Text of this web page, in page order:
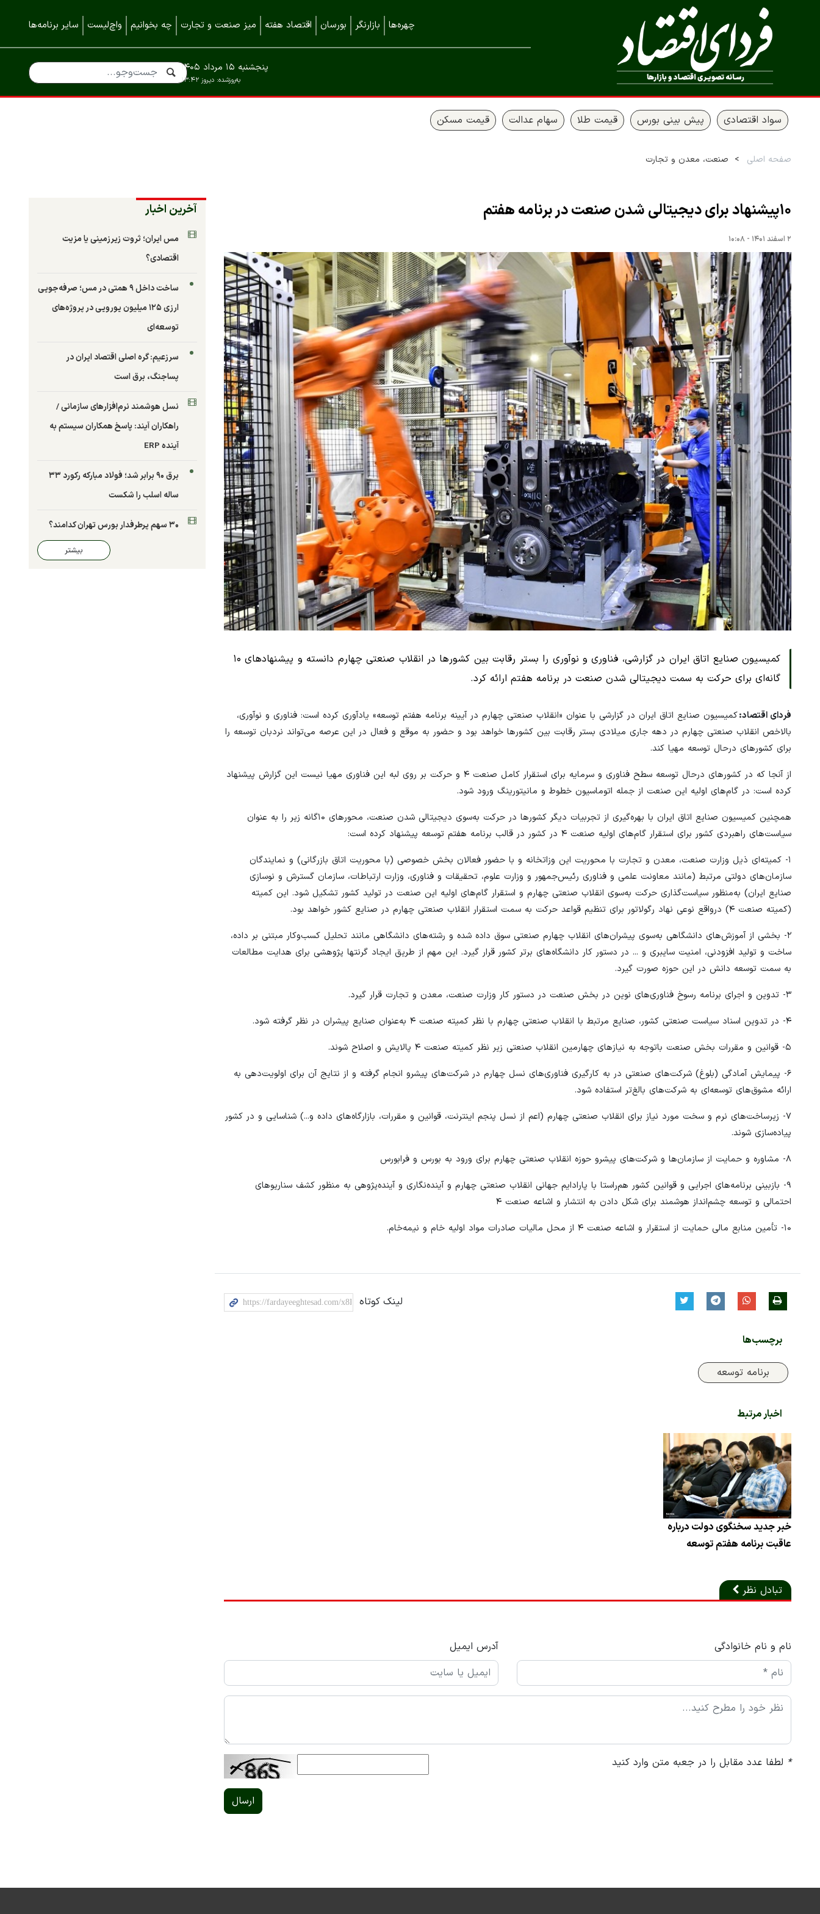
چهره‌ها بازارنگر بورسان اقتصاد هفته میز صنعت و تجارت چه بخوانیم واچ‌لیست سایر برنامه‌ها
به‌روزشده: دیروز ۱۳:۴۲
پنجشنبه ۱۵ مرداد ۱۴۰۵
سواد اقتصادی پیش بینی بورس قیمت طلا سهام عدالت قیمت مسکن
صفحه اصلی صنعت، معدن و تجارت
۱۰پیشنهاد برای دیجیتالی شدن صنعت در برنامه هفتم
۲ اسفند ۱۴۰۱ - ۱۰:۰۸
کمیسیون صنایع اتاق ایران در گزارشی، فناوری و نوآوری را بستر رقابت بین کشورها در انقلاب صنعتی چهارم دانسته و پیشنهادهای ۱۰
گانه‌ای برای حرکت به سمت دیجیتالی شدن صنعت در برنامه هفتم ارائه کرد.
فردای اقتصاد:کمیسیون صنایع اتاق ایران در گزارشی با عنوان «انقلاب صنعتی چهارم در آیینه برنامه هفتم توسعه» یادآوری کرده است: فناوری و نوآوری،
بالاخص انقلاب صنعتی چهارم در دهه جاری میلادی بستر رقابت بین کشورها خواهد بود و حضور به موقع و فعال در این عرصه می‌تواند نردبان توسعه را
برای کشورهای درحال توسعه مهیا کند.
از آنجا که در کشورهای درحال توسعه سطح فناوری و سرمایه برای استقرار کامل صنعت ۴ و حرکت بر روی لبه این فناوری مهیا نیست این گزارش پیشنهاد
کرده است: در گام‌های اولیه این صنعت از جمله اتوماسیون خطوط و مانیتورینگ ورود شود.
همچنین کمیسیون صنایع اتاق ایران با بهره‌گیری از تجربیات دیگر کشورها در حرکت به‌سوی دیجیتالی شدن صنعت، محورهای ۱۰گانه زیر را به عنوان
سیاست‌های راهبردی کشور برای استقرار گام‌های اولیه صنعت ۴ در کشور در قالب برنامه هفتم توسعه پیشنهاد کرده است:
۱- کمیته‌ای ذیل وزارت صنعت، معدن و تجارت با محوریت این وزاتخانه و با حضور فعالان بخش خصوصی (با محوریت اتاق بازرگانی) و نمایندگان
سازمان‌های دولتی مرتبط (مانند معاونت علمی و فناوری رئیس‌جمهور و وزارت علوم، تحقیقات و فناوری، وزارت ارتباطات، سازمان گسترش و نوسازی
صنایع ایران) به‌منظور سیاست‌گذاری حرکت به‌سوی انقلاب صنعتی چهارم و استقرار گام‌های اولیه این صنعت در تولید کشور تشکیل شود. این کمیته
(کمیته صنعت ۴) درواقع نوعی نهاد رگولاتور برای تنظیم قواعد حرکت به سمت استقرار انقلاب صنعتی چهارم در صنایع کشور خواهد بود.
۲- بخشی از آموزش‌های دانشگاهی به‌سوی پیشران‌های انقلاب چهارم صنعتی سوق داده شده و رشته‌های دانشگاهی مانند تحلیل کسب‌وکار مبتنی بر داده،
ساخت و تولید افزودنی، امنیت سایبری و ... در دستور کار دانشگاه‌های برتر کشور قرار گیرد. این مهم از طریق ایجاد گرنت‎ها پژوهشی برای هدایت مطالعات
به سمت توسعه دانش در این حوزه صورت گیرد.
۳- تدوین و اجرای برنامه رسوخ فناوری‌های نوین در بخش صنعت در دستور کار وزارت صنعت، معدن و تجارت قرار گیرد.
۴- در تدوین اسناد سیاست صنعتی کشور، صنایع مرتبط با انقلاب صنعتی چهارم با نظر کمیته صنعت ۴ به‌عنوان صنایع پیشران در نظر گرفته شود.
۵- قوانین و مقررات بخش صنعت باتوجه ‌به نیازهای چهارمین انقلاب صنعتی زیر نظر کمیته صنعت ۴ پالایش و اصلاح شوند.
۶- پیمایش آمادگی (بلوغ) شرکت‌های صنعتی در به کارگیری فناوری‌های نسل چهارم در شرکت‌های پیشرو انجام گرفته و از نتایج آن برای اولویت‌دهی به
ارائه مشوق‌های توسعه‌ای به شرکت‌های بالغ‌تر استفاده شود.
۷- زیرساخت‌های نرم و سخت مورد نیاز برای انقلاب صنعتی چهارم (اعم از نسل پنجم اینترنت، قوانین و مقررات، بازارگاه‌های داده و...) شناسایی و در کشور
پیاده‌سازی شوند.
۸- مشاوره و حمایت از سازمان‌ها و شرکت‌های پیشرو حوزه انقلاب صنعتی چهارم برای ورود به بورس و فرابورس
۹- بازبینی برنامه‌های اجرایی و قوانین کشور هم‌راستا با پارادایم جهانی انقلاب صنعتی چهارم و آینده‌نگاری و آینده‌پژوهی به منظور کشف سناریوهای
احتمالی و توسعه چشم‌انداز هوشمند برای شکل دادن به انتشار و اشاعه صنعت ۴
۱۰- تأمین منابع مالی حمایت از استقرار و اشاعه صنعت ۴ از محل مالیات صادرات مواد اولیه خام و نیمه‌خام.
لینک کوتاه
برچسب‌ها
برنامه توسعه
اخبار مرتبط
خبر جدید سخنگوی دولت درباره
عاقبت برنامه هفتم توسعه
تبادل نظر
نام و نام خانوادگی آدرس ایمیل
* لطفا عدد مقابل را در جعبه متن وارد کنید
ارسال
آخرین اخبار
مس ایران؛ ثروت زیرزمینی یا مزیت
اقتصادی؟
ساخت داخل ۹ همتی در مس؛ صرفه‌جویی
ارزی ۱۲۵ میلیون یورویی در پروژه‌های
توسعه‌ای
سرزعیم: گره اصلی اقتصاد ایران در
پساجنگ، برق است
نسل هوشمند نرم‌افزارهای سازمانی /
راهکاران آیند: پاسخ همکاران سیستم به
آینده ERP
برق ۹۰ برابر شد؛ فولاد مبارکه رکورد ۳۳
ساله اسلب را شکست
۳۰ سهم پرطرفدار بورس تهران کدامند؟
بیشتر